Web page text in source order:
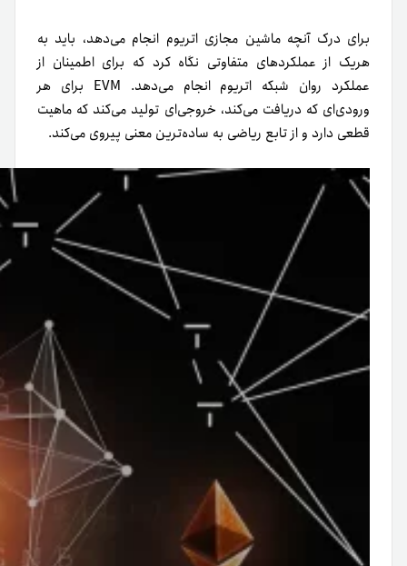
برای درک آنچه ماشین مجازی اتریوم انجام می‌دهد، باید به
هر‌یک از عملکردهای متفاوتی نگاه کرد که برای اطمینان از
عملکرد روان شبکه اتریوم انجام می‌دهد. EVM برای هر
ورودی‌ای که دریافت می‌کند، خروجی‌ای تولید می‌کند که ماهیت
قطعی دارد و از تابع ریاضی به ساده‌ترین معنی پیروی می‌کند.